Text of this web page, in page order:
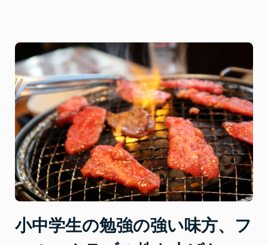
で
は
わ
か
ら
な
い
フ
ォ
ル
ス
ラ
ブ”
小中学生の勉強の強い味方、フ